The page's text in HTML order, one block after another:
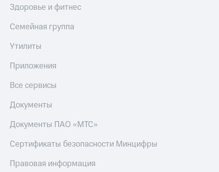
Здоровье и фитнес
Семейная группа
Утилиты
Приложения
Все сервисы
Документы
Документы ПАО «МТС»
Сертификаты безопасности Минцифры
Правовая информация